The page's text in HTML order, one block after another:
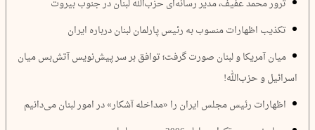
ترور محمد عفیف، مدیر رسانه‌ای حزب‌الله لبنان در جنوب بیروت
تکذیب اظهارات منسوب به رئیس پارلمان لبنان درباره ایران
میان آمریکا و لبنان صورت گرفت؛ توافق بر سر پیش‌نویس آتش‌بس میان
اسرائیل و حزب‌الله!
اظهارات رئیس مجلس ایران را «مداخله آشکار» در امور لبنان می‌دانیم